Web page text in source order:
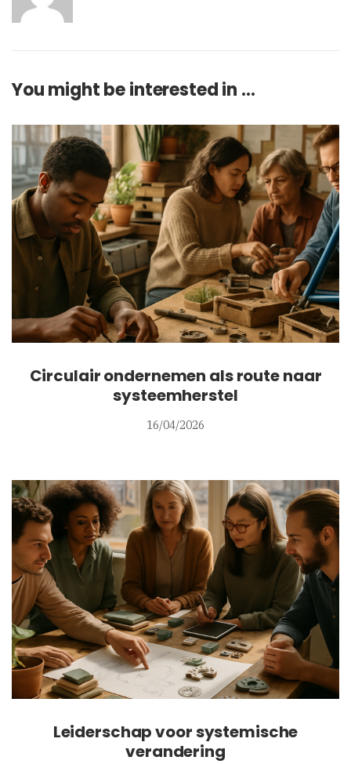
You might be interested in …
Circulair ondernemen als route naar
systeemherstel
16/04/2026
Leiderschap voor systemische
verandering